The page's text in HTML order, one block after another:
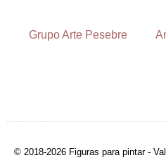
Grupo Arte Pesebre
© 2018-2026 Figuras para pintar -